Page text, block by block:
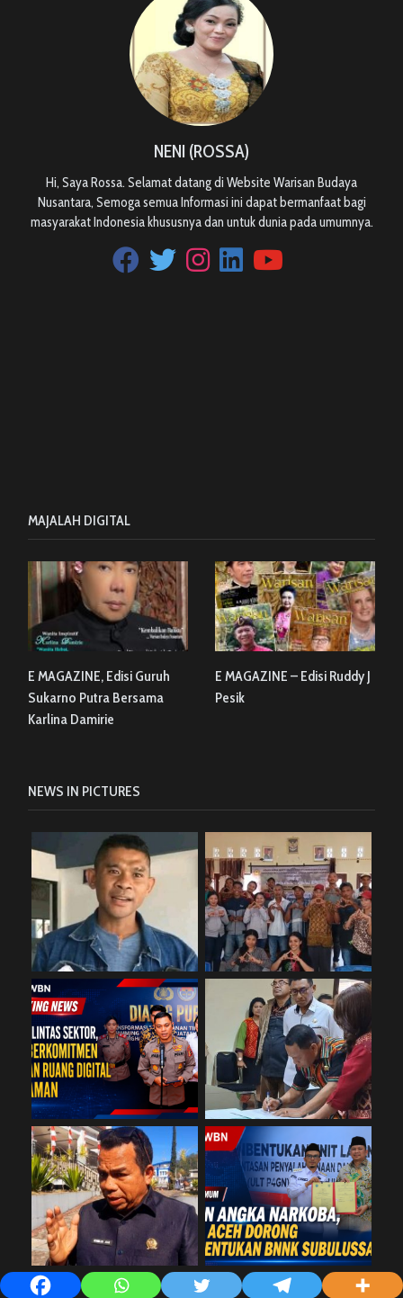
NENI (ROSSA)
Hi, Saya Rossa. Selamat datang di Website Warisan Budaya
Nusantara, Semoga semua Informasi ini dapat bermanfaat bagi
masyarakat Indonesia khususnya dan untuk dunia pada umumnya.
MAJALAH DIGITAL
E MAGAZINE, Edisi Guruh
Sukarno Putra Bersama
Karlina Damirie
E MAGAZINE – Edisi Ruddy J
Pesik
NEWS IN PICTURES